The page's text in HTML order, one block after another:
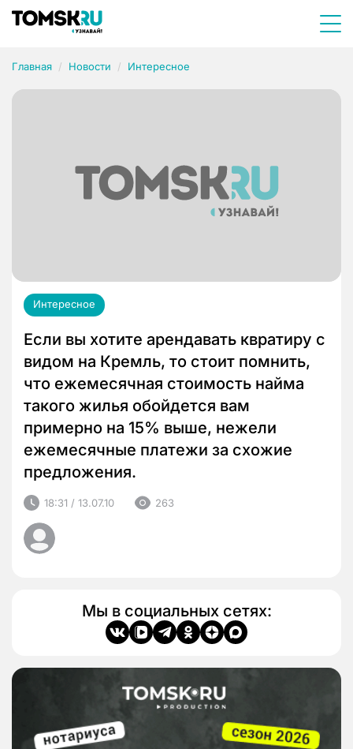
Главная Новости Интересное
Интересное
Если вы хотите арендавать квратиру с
видом на Кремль, то стоит помнить,
что ежемесячная стоимость найма
такого жилья обойдется вам
примерно на 15% выше, нежели
ежемесячные платежи за схожие
предложения.
18:31 / 13.07.10 263
Мы в социальных сетях: